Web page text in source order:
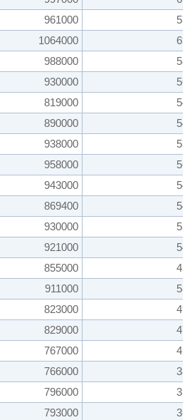
961000
1064000
988000
930000
819000
890000
938000
958000
943000
869400
930000
921000
855000
911000
823000
829000
767000
766000
796000
793000